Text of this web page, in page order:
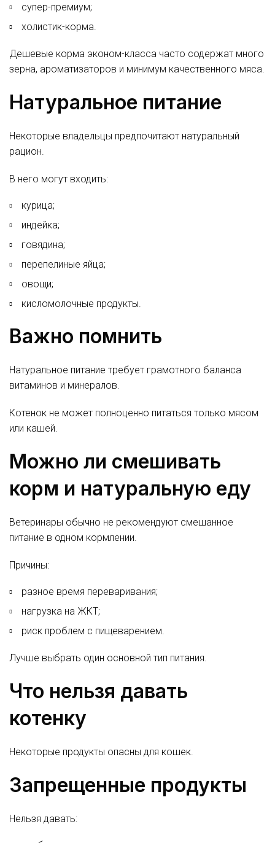
супер-премиум;
холистик-корма.
Дешевые корма эконом-класса часто содержат много
зерна, ароматизаторов и минимум качественного мяса.
Натуральное питание
Некоторые владельцы предпочитают натуральный
рацион.
В него могут входить:
курица;
индейка;
говядина;
перепелиные яйца;
овощи;
кисломолочные продукты.
Важно помнить
Натуральное питание требует грамотного баланса
витаминов и минералов.
Котенок не может полноценно питаться только мясом
или кашей.
Можно ли смешивать
корм и натуральную еду
Ветеринары обычно не рекомендуют смешанное
питание в одном кормлении.
Причины:
разное время переваривания;
нагрузка на ЖКТ;
риск проблем с пищеварением.
Лучше выбрать один основной тип питания.
Что нельзя давать
котенку
Некоторые продукты опасны для кошек.
Запрещенные продукты
Нельзя давать: